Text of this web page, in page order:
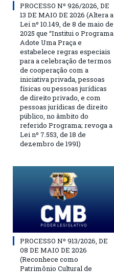
PROCESSO Nº 926/2026, DE
13 DE MAIO DE 2026 (Altera a
Lei nº 10.149, de 8 de maio de
2025 que “Institui o Programa
Adote Uma Praça e
estabelece regras especiais
para a celebração de termos
de cooperação com a
iniciativa privada, pessoas
físicas ou pessoas jurídicas
de direito privado, e com
pessoas jurídicas de direito
público, no âmbito do
referido Programa; revoga a
Lei nº 7.553, de 18 de
dezembro de 1991)
PROCESSO Nº 913/2026, DE
08 DE MAIO DE 2026
(Reconhece como
Patrimônio Cultural de